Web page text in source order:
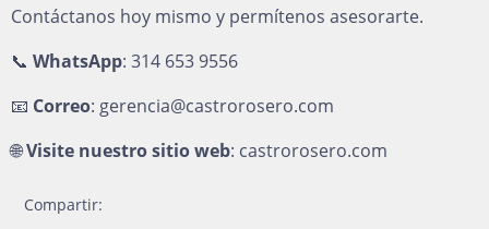
Contáctanos hoy mismo y permítenos asesorarte.
📞 WhatsApp: 314 653 9556
📧 Correo: gerencia@castrorosero.com
🌐Visite nuestro sitio web: castrorosero.com
Compartir: